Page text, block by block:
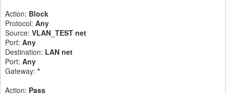
Action: Block
Protocol: Any
Source: VLAN_TEST net
Port: Any
Destination: LAN net
Port: Any
Gateway: *
Action: Pass